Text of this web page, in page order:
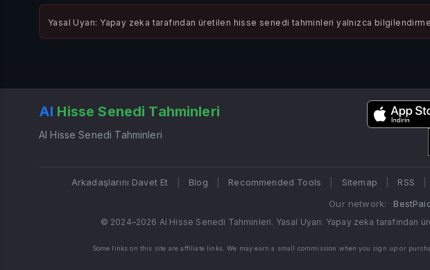
Yasal Uyarı: Yapay zeka tarafından üretilen hisse senedi tahminleri yalnızca
AI Hisse Senedi Tahminleri
AI Hisse Senedi Tahminleri
Arkadaşlarını Davet Et Blog Recommended Tools Sitemap RSS
Our network:
© 2024–2026 AI Hisse Senedi Tahminleri. Yasal Uyarı: Yapay zeka
Some links on this site are affiliate links. We may earn a small commission when you sign up or